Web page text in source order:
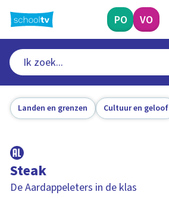
naar
hoofdinhoud
PO VO
Landen en grenzen Cultuur en geloof
Steak
De Aardappeleters in de klas